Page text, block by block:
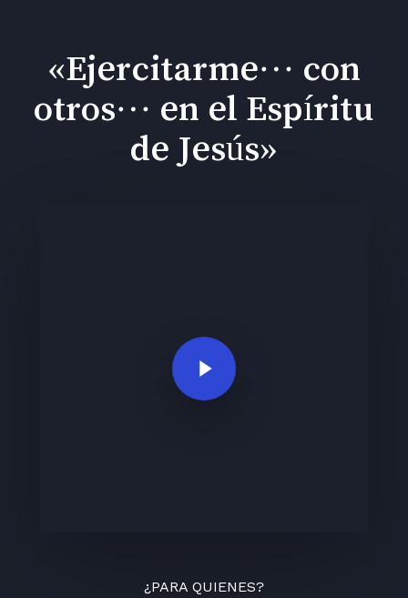
«Ejercitarme… con
otros… en el Espíritu
de Jesús»
Play Video
¿PARA QUIENES?